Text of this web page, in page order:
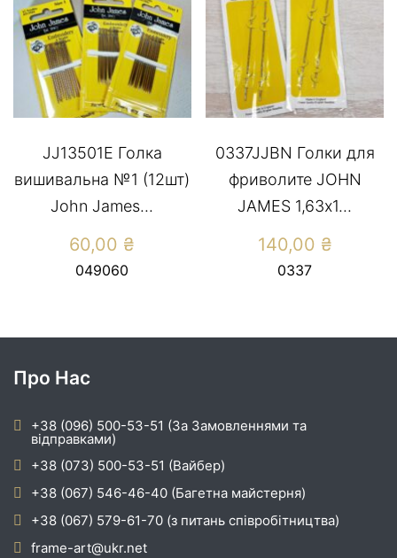
JJ13501Е Голка
вишивальна №1 (12шт)
John James...
60,00 ₴
049060
0337JJBN Голки для
фриволите JOHN
JAMES 1,63х1...
140,00 ₴
0337
Про Нас
+38 (096) 500-53-51 (За Замовленнями та
відправками)
+38 (073) 500-53-51 (Вайбер)
+38 (067) 546-46-40 (Багетна майстерня)
+38 (067) 579-61-70 (з питань співробітництва)
frame-art@ukr.net